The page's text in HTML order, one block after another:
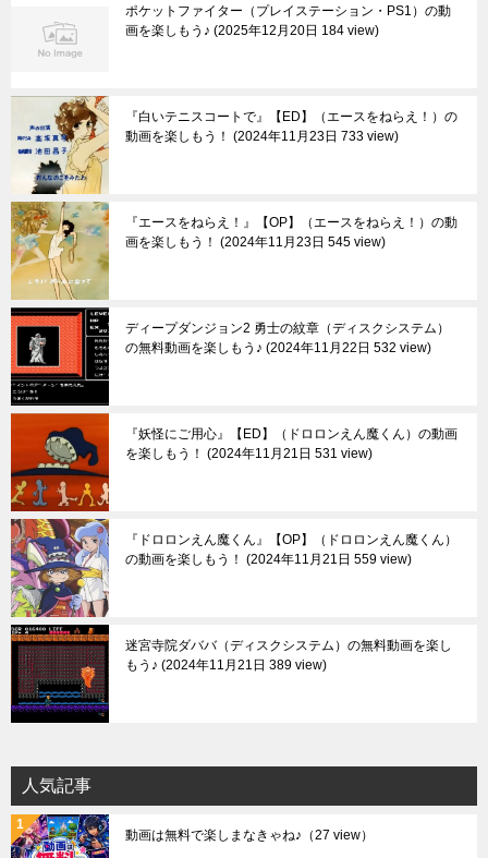
ポケットファイター（プレイステーション・PS1）の動
画を楽しもう♪ 2025年12月20日 184 view
『白いテニスコートで』【ED】（エースをねらえ！）の
動画を楽しもう！
2024年11月23日 733 view
『エースをねらえ！』【OP】（エースをねらえ！）の動
画を楽しもう！
2024年11月23日 545 view
ディープダンジョン2 勇士の紋章（ディスクシステム）
の無料動画を楽しもう♪ 2024年11月22日 532 view
『妖怪にご用心』【ED】（ドロロンえん魔くん）の動画
を楽しもう！
2024年11月21日 531 view
『ドロロンえん魔くん』【OP】（ドロロンえん魔くん）
の動画を楽しもう！
2024年11月21日 559 view
迷宮寺院ダババ（ディスクシステム）の無料動画を楽し
もう♪ 2024年11月21日 389 view
人気記事
動画は無料で楽しまなきゃね♪ （27 view）